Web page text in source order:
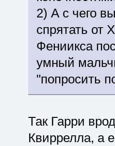
2) А с чего
спрятать от
Фениикса
умный
"попросить
Так Гарри
Квиррелла, а